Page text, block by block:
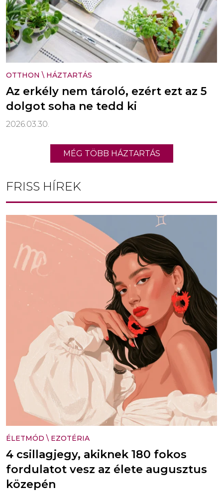
OTTHON \ HÁZTARTÁS
Az erkély nem tároló, ezért ezt az 5
dolgot soha ne tedd ki
2026.03.30.
MÉG TÖBB HÁZTARTÁS
FRISS HÍREK
ÉLETMÓD \ EZOTÉRIA
4 csillagjegy, akiknek 180 fokos
fordulatot vesz az élete augusztus
közepén